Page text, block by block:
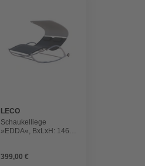
LECO
Schaukelliege
»EDDA«, BxLxH: 146 x
399,00 €